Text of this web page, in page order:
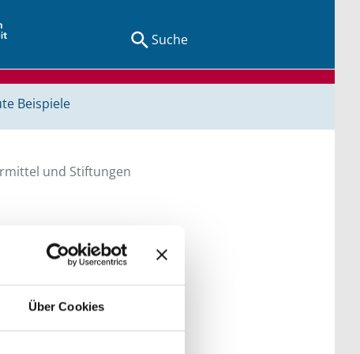
Über Cookies
Suche
Beispiele
und Stiftungen
bitte die Groß- und